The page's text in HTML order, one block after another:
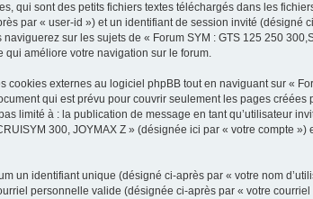
qui sont des petits fichiers textes téléchargés dans les
par « user-id ») et un identifiant de session invité
sur les sujets de « Forum SYM : GTS 125 250
qui améliore votre navigation sur le forum.
cookies externes au logiciel phpBB tout en naviguant sur «
qui est prévu pour couvrir seulement les pages
limité à : la publication de message en tant qu’utilisateur
300, JOYMAX Z » (désignée ici par « votre compte
un identifiant unique (désigné ci-après par « votre nom
personnelle valide (désignée ci-après par « votre